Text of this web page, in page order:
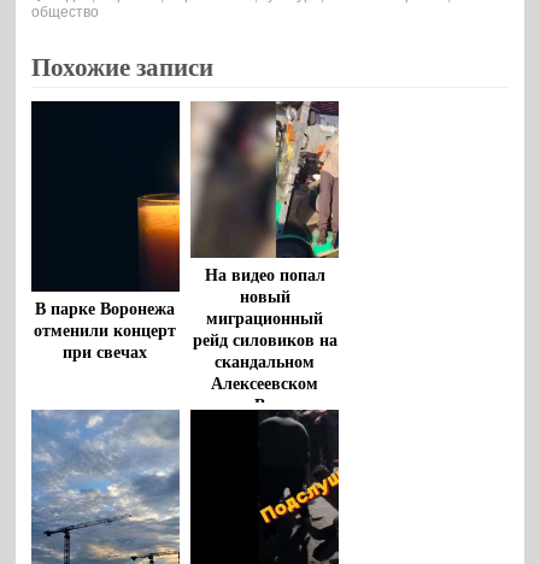
общество
Похожие записи
В парке Воронежа
отменили концерт
при свечах
На видео попал
новый
миграционный
рейд силовиков на
скандальном
Алексеевском
рынке Воронежа